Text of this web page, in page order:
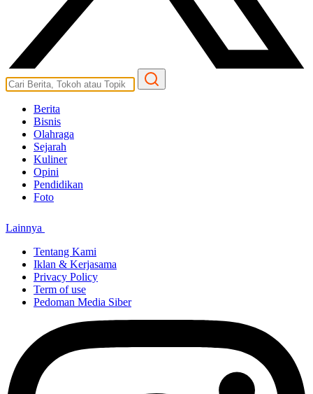
Berita
Bisnis
Olahraga
Sejarah
Kuliner
Opini
Pendidikan
Foto
Lainnya
Tentang Kami
Iklan & Kerjasama
Privacy Policy
Term of use
Pedoman Media Siber